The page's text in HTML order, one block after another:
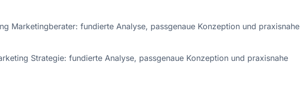
Marketingberater: fundierte Analyse, passgenaue Konzeption und praxisnahe
Strategie: fundierte Analyse, passgenaue Konzeption und praxisnahe